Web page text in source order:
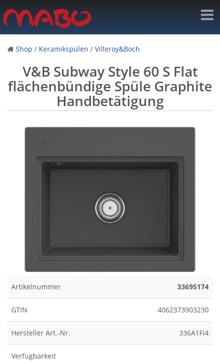
Shop / Keramikspülen / Villeroy&Boch
V&B Subway Style 60 S Flat
flächenbündige Spüle Graphite
Handbetätigung
Artikelnummer 33695174
GTIN 4062373903230
Hersteller Art.-Nr. 336A1Fi4
Verfügbarkeit